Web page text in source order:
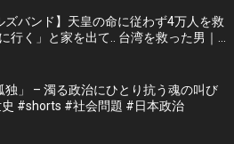
ズバンド】天皇の命に従わず4万人を救
行く」と家を出て.. 台湾を救った男｜
もなき勝利』 by 寿STUDIO
独」 – 濁る政治にひとり抗う魂の叫び
#shorts #社会問題 #日本政治